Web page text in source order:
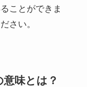
ことができま
さい。
味とは？